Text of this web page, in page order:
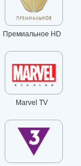
Премиальное HD
Marvel TV